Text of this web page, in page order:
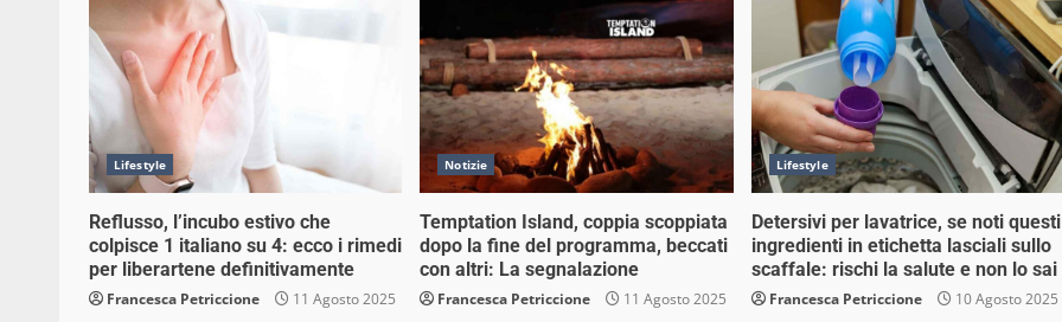
Lifestyle
Reflusso, l’incubo estivo che
colpisce 1 italiano su 4: ecco i rimedi
per liberartene definitivamente
Francesca Petriccione 11 Agosto 2025
Notizie
Temptation Island, coppia scoppiata
dopo la fine del programma, beccati
con altri: La segnalazione
Francesca Petriccione 11 Agosto 2025
Lifestyle
Detersivi per lavatrice, se noti questi
ingredienti in etichetta lasciali sullo
scaffale: rischi la salute e non lo sai
Francesca Petriccione 10 Agosto 2025